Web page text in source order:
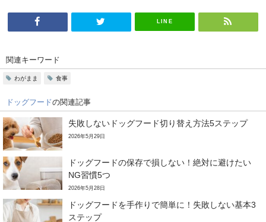
LINE
関連キーワード
わがまま 食事
ドッグフードの関連記事
失敗しないドッグフード切り替え方法5ステップ
2026年5月29日
ドッグフードの保存で損しない！絶対に避けたい
NG習慣5つ
2026年5月28日
ドッグフードを手作りで簡単に！失敗しない基本3
ステップ